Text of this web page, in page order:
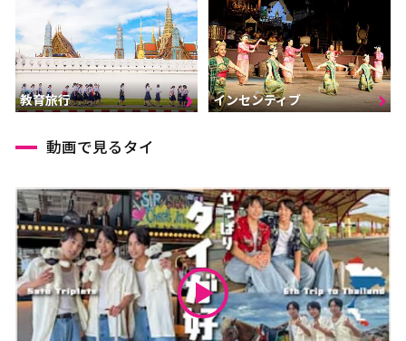
教育旅行 インセンティブ
動画で見るタイ